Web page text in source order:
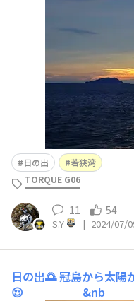
日の出
若狭湾
TORQUE G06
11 54
S.Y | 2024/07/
日の出🌅冠島から太陽
😌 &nb